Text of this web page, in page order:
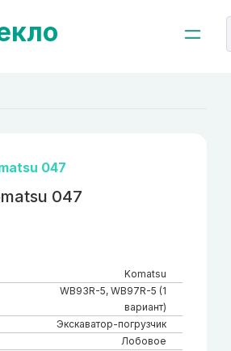
047
047
Komatsu
WB93R-5, WB97R-5 (1
вариант)
Экскаватор-погрузчик
Лобовое